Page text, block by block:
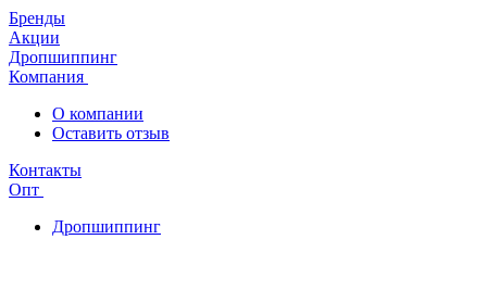
Бренды
Акции
Дропшиппинг
Компания
О компании
Оставить отзыв
Контакты
Опт
Дропшиппинг